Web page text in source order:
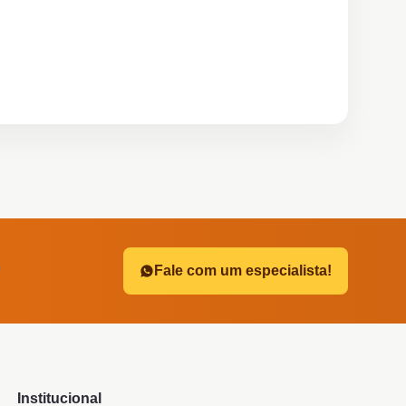
Fale com um especialista!
Institucional